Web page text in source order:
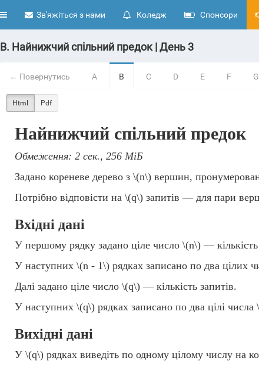
Toggle
Зв'яжіться з нами Коледж Спонсори
B. Найнижчий спільний предок | День 3
← Повернутись A B C D E F G
Html Pdf
Найнижчий спільний предок
Обмеження: 2 сек., 256 МіБ
Задано кореневе дерево з \(n\) вершин,
Потрібно відповісти на \(q\) запитів — для пари
Вхідні дані
У першому рядку задано ціле число \(n\) —
У наступних \(n - 1\) рядках записано по два цілих
Далі задано ціле число \(q\) — кількість запитів.
У наступних \(q\) рядках записано по два цілі числа
Вихідні дані
У \(q\) рядках виведіть по одному цілому числу на